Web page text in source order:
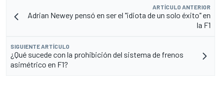
ARTÍCULO ANTERIOR
Adrian Newey pensó en ser el "idiota de un solo éxito" en
la F1
SIGUIENTE ARTÍCULO
¿Qué sucede con la prohibición del sistema de frenos
asimétrico en F1?